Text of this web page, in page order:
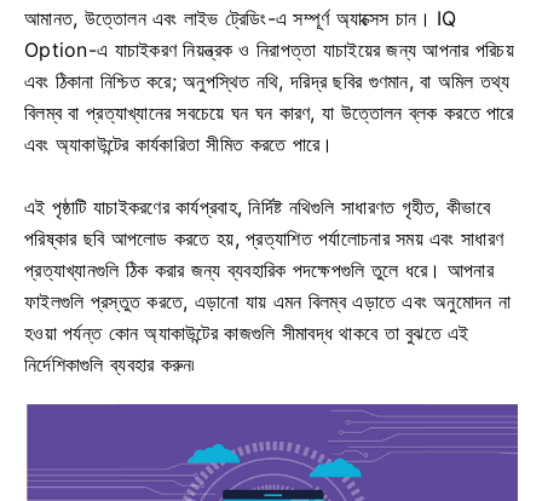
আমানত, উত্তোলন এবং লাইভ ট্রেডিং-এ সম্পূর্ণ অ্যাক্সেস চান। IQ
Option-এ যাচাইকরণ নিয়ন্ত্রক ও নিরাপত্তা যাচাইয়ের জন্য আপনার পরিচয়
এবং ঠিকানা নিশ্চিত করে; অনুপস্থিত নথি, দরিদ্র ছবির গুণমান, বা অমিল তথ্য
বিলম্ব বা প্রত্যাখ্যানের সবচেয়ে ঘন ঘন কারণ, যা উত্তোলন ব্লক করতে পারে
এবং অ্যাকাউন্টের কার্যকারিতা সীমিত করতে পারে।
এই পৃষ্ঠাটি যাচাইকরণের কার্যপ্রবাহ, নির্দিষ্ট নথিগুলি সাধারণত গৃহীত, কীভাবে
পরিষ্কার ছবি আপলোড করতে হয়, প্রত্যাশিত পর্যালোচনার সময় এবং সাধারণ
প্রত্যাখ্যানগুলি ঠিক করার জন্য ব্যবহারিক পদক্ষেপগুলি তুলে ধরে। আপনার
ফাইলগুলি প্রস্তুত করতে, এড়ানো যায় এমন বিলম্ব এড়াতে এবং অনুমোদন না
হওয়া পর্যন্ত কোন অ্যাকাউন্টের কাজগুলি সীমাবদ্ধ থাকবে তা বুঝতে এই
নির্দেশিকাগুলি ব্যবহার করুন৷